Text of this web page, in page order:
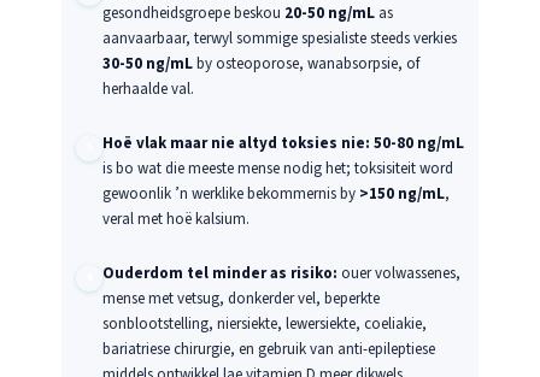
gesondheidsgroepe beskou 20-50 ng/mL as
aanvaarbaar, terwyl sommige spesialiste steeds verkies
30-50 ng/mLby osteoporose, wanabsorpsie, of
herhaalde val.
Hoë vlak maar nie altyd toksies nie: 50-80 ng/mL
is bo wat die meeste mense nodig het; toksisiteit word
gewoonlik ’n werklike bekommernis by >150 ng/mL,
veral met hoë kalsium.
Ouderdom tel minder as risiko: ouer volwassenes,
mense met vetsug, donkerder vel, beperkte
sonblootstelling, niersiekte, lewersiekte, coeliakie,
bariatriese chirurgie, en gebruik van anti-epileptiese